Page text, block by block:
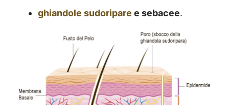
ghiandole sudoripare e sebacee.